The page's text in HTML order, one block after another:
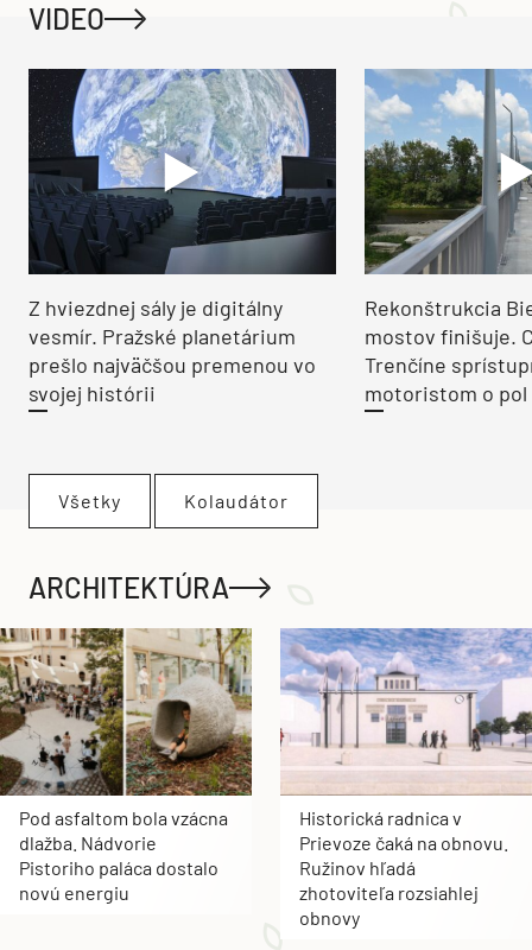
VIDEO
Z hviezdnej sály je digitálny
vesmír. Pražské planetárium
prešlo najväčšou premenou vo
svojej histórii
Rekonštrukcia
mostov finišuje.
Trenčíne
motoristom o pol
Všetky Kolaudátor
ARCHITEKTÚRA
Pod asfaltom bola vzácna
dlažba. Nádvorie
Pistoriho paláca dostalo
novú energiu
Historická radnica v
Prievoze čaká na obnovu.
Ružinov hľadá
zhotoviteľa rozsiahlej
obnovy